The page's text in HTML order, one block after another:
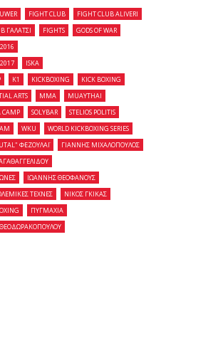
FIGHT CLUB
FIGHT CLUB ALIVERI
ΓΑΛΑΤΣΙ FIGHTS
GODS OF WAR
ISKA
K1 KICKBOXING
KICK BOXING
ARTS MMA
MUAYTHAI
CAMP SOLYBAR
STELIOS POLITIS
WKU
WORLD KICKBOXING SERIES
ΦΕΖΟΥΛΑΪ
ΓΙΑΝΝΗΣ ΜΙΧΑΛΟΠΟΥΛΟΣ
ΙΩΑΝΝΗΣ ΘΕΟΦΑΝΟΥΣ
ΤΕΧΝΕΣ
ΝΙΚΟΣ ΓΚΙΚΑΣ
ΠΥΓΜΑΧΙΑ
ΘΕΟΔΩΡΑΚΟΠΟΥΛΟΥ